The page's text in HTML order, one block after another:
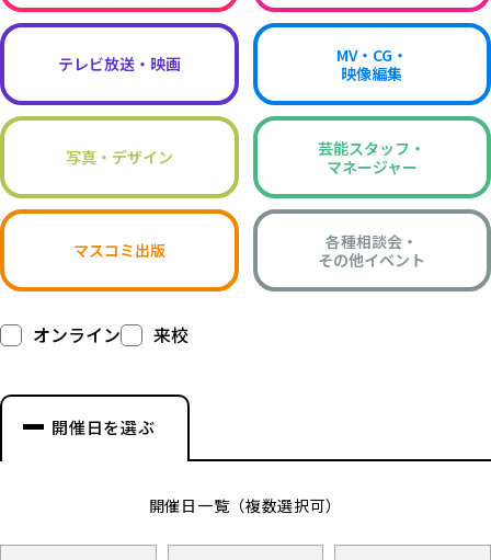
テレビ放送・映画
MV・CG・
映像編集
写真・デザイン
芸能スタッフ・
マネージャー
マスコミ出版
各種相談会・
その他イベント
オンライン 来校
開催日を選ぶ
開催日一覧（複数選択可）